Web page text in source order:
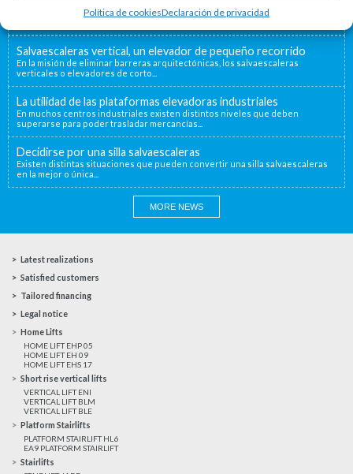
Política de cookiesDeclaración de privacidad
Salvaescaleras vertical, un elevador de pequeño recorrido
En la misión de eliminar barreras arquitectónicas, los salvaescaleras
verticales o elevadores de corto...
La utilidad de las plataformas elevadoras industriales
En muchos centros industriales existen distintos niveles que deben
superarse para poder trasladar mercancías...
Decidirse por una silla salvaescaleras
Existen distintas situaciones que pueden convertir una silla salvaescaleras
en la mejor o única...
MORE NEWS
Latest realizations
Satisfied customers
Tailored financing
Legal notice
Home Lifts
HOME LIFT EHP 05
HOME LIFT EH 09
HOME LIFT EHS 17
Short rise vertical lifts
VERTICAL LIFT ENI
VERTICAL LIFT BLM
VERTICAL LIFT BLE
Platform Stairlifts
PLATFORM STAIRLIFT HL6
EA9 PLATFORM STAIRLIFT
Stairlifts